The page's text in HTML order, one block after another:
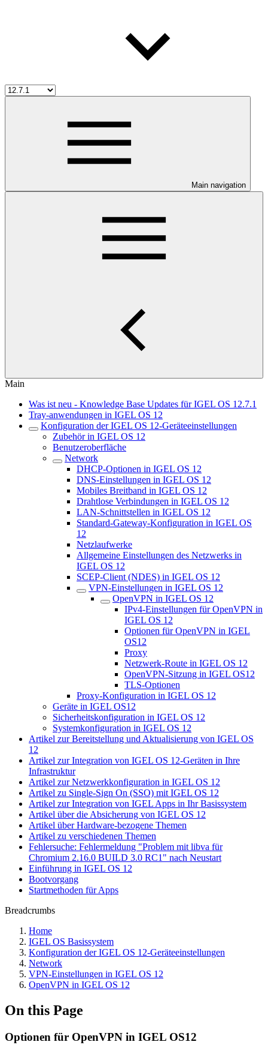
Main navigation
Main
Was ist neu - Knowledge Base Updates für IGEL OS 12.7.1
Tray-anwendungen in IGEL OS 12
Konfiguration der IGEL OS 12-Geräteeinstellungen
Zubehör in IGEL OS 12
Benutzeroberfläche
Network
DHCP-Optionen in IGEL OS 12
DNS-Einstellungen in IGEL OS 12
Mobiles Breitband in IGEL OS 12
Drahtlose Verbindungen in IGEL OS 12
LAN-Schnittstellen in IGEL OS 12
Standard-Gateway-Konfiguration in IGEL OS
12
Netzlaufwerke
Allgemeine Einstellungen des Netzwerks in
IGEL OS 12
SCEP-Client (NDES) in IGEL OS 12
VPN-Einstellungen in IGEL OS 12
OpenVPN in IGEL OS 12
IPv4-Einstellungen für OpenVPN in
IGEL OS 12
Optionen für OpenVPN in IGEL
OS12
Proxy
Netzwerk-Route in IGEL OS 12
OpenVPN-Sitzung in IGEL OS12
TLS-Optionen
Proxy-Konfiguration in IGEL OS 12
Geräte in IGEL OS12
Sicherheitskonfiguration in IGEL OS 12
Systemkonfiguration in IGEL OS 12
Artikel zur Bereitstellung und Aktualisierung von IGEL OS
12
Artikel zur Integration von IGEL OS 12-Geräten in Ihre
Infrastruktur
Artikel zur Netzwerkkonfiguration in IGEL OS 12
Artikel zu Single-Sign On (SSO) mit IGEL OS 12
Artikel zur Integration von IGEL Apps in Ihr Basissystem
Artikel über die Absicherung von IGEL OS 12
Artikel über Hardware-bezogene Themen
Artikel zu verschiedenen Themen
Fehlersuche: Fehlermeldung "Problem mit libva für
Chromium 2.16.0 BUILD 3.0 RC1" nach Neustart
Einführung in IGEL OS 12
Bootvorgang
Startmethoden für Apps
Breadcrumbs
Home
IGEL OS Basissystem
Konfiguration der IGEL OS 12-Geräteeinstellungen
Network
VPN-Einstellungen in IGEL OS 12
OpenVPN in IGEL OS 12
On this Page
Optionen für OpenVPN in IGEL OS12